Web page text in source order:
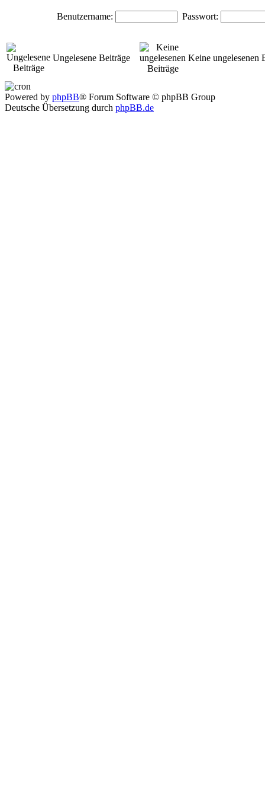
Benutzername: Passwort:
Ungelesene Beiträge Keine ungelesenen
Powered by phpBB® Forum Software © phpBB Group
Deutsche Übersetzung durch phpBB.de